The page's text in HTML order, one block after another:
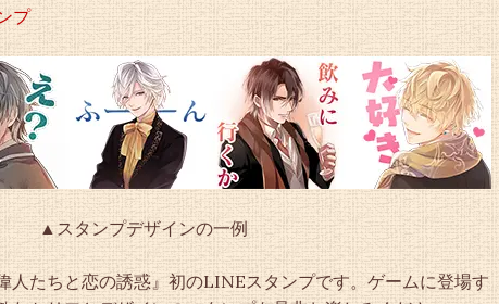
プ
▲スタンプデザインの一例
人たちと恋の誘惑』初のLINEスタンプです。ゲームに登場す